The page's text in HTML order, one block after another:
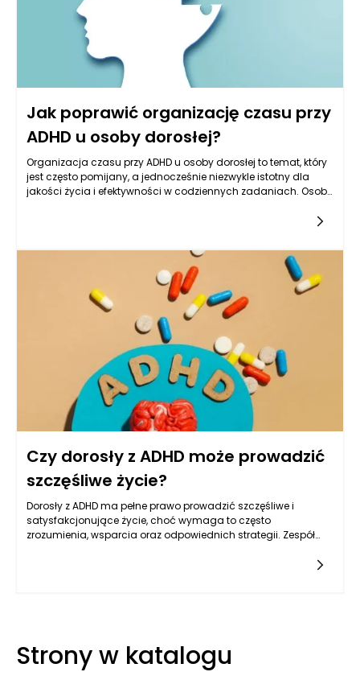
Jak poprawić organizację czasu przy
ADHD u osoby dorosłej?
Organizacja czasu przy ADHD u osoby dorosłej to temat, który
jest często pomijany, a jednocześnie niezwykle istotny dla
jakości życia i efektywności w codziennych zadaniach. Osoby
rolę w poprawie organizacji czasu odgrywają interwencje
psychologiczne oraz techniki opracowane przez specjalistów,
takich jak psychiatrzy, psycholodzy i psychoterapeuci. Warto
przyjrzeć się, jakie metody i strategie mogą pomóc w lepszym
zarządzaniu czasem w przypadku ADHD.
Czy dorosły z ADHD może prowadzić
szczęśliwe życie?
Dorosły z ADHD ma pełne prawo prowadzić szczęśliwe i
satysfakcjonujące życie, choć wymaga to często
zrozumienia, wsparcia oraz odpowiednich strategii. Zespół
społeczeństwie. Kluczowym elementem w tym procesie jest
współpraca z różnymi specjalistami, takimi jak psychiatra,
Strony w katalogu